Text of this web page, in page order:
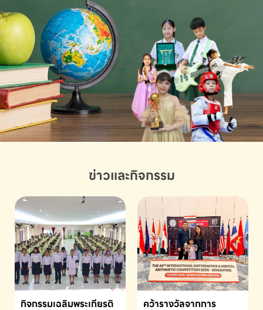
ข่าวและกิจกรรม
กิจกรรมเฉลิมพระเกียรติ
คว้ารางวัลจากการ